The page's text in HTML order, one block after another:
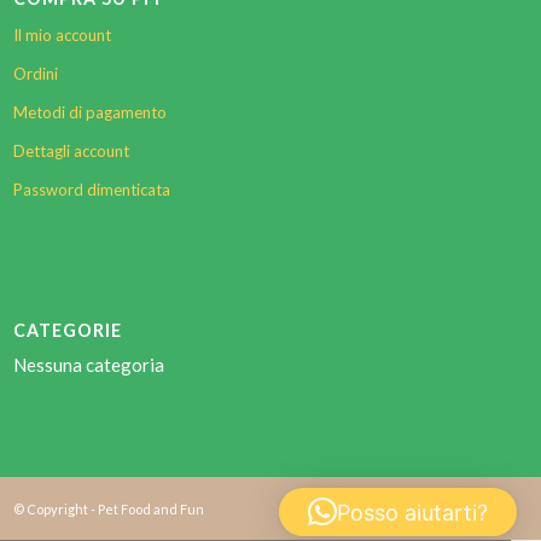
Il mio account
Ordini
Metodi di pagamento
Dettagli account
Password dimenticata
CATEGORIE
Nessuna categoria
© Copyright - Pet Food and Fun Posso aiutarti?